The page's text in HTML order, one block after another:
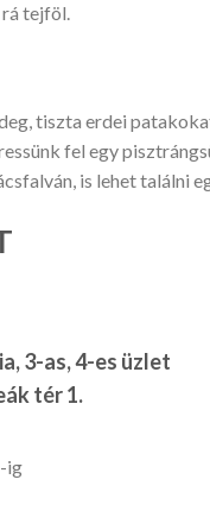
tejföl.
tiszta erdei
fel egy
is lehet találni
3-as, 4-es üzlet
tér 1.
ig